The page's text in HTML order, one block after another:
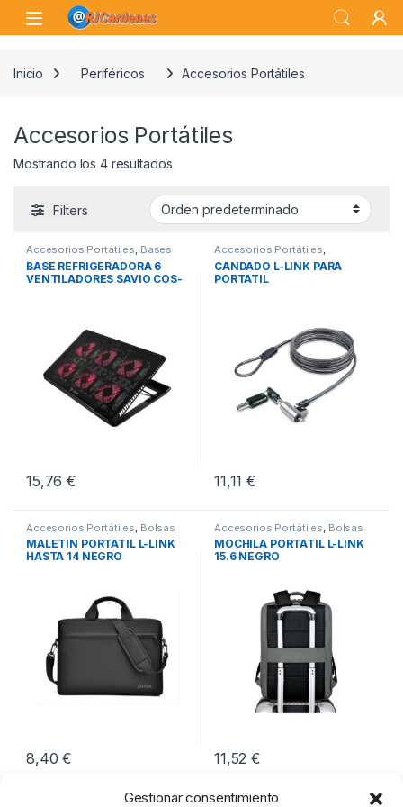
Gestionar consentimiento
Skip to navigation
Skip to content
Open
Inicio Periféricos Accesorios Portátiles
Accesorios Portátiles
Mostrando los 4 resultados
Filters
Accesorios Portátiles, Bases
Refrigeradoras,Periféricos
BASE REFRIGERADORA 6
VENTILADORES SAVIO COS-
15,76€
Accesorios Portátiles,
Periféricos, Seguridad
CANDADO L-LINK PARA
PORTATIL
11,11€
Accesorios Portátiles Bolsas
Transporte Portátiles,
Periféricos
MALETIN PORTATIL L-LINK
HASTA 14 NEGRO
8,40€
Accesorios Portátiles Bolsas
Transporte Portátiles,
Periféricos
MOCHILA PORTATIL L-LINK
15.6 NEGRO
11,52€